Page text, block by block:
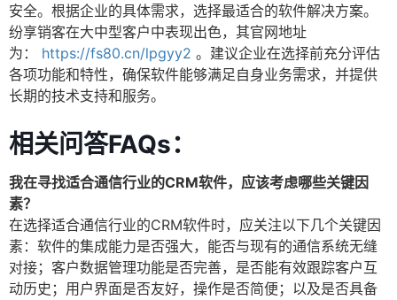
安全。根据企业的具体需求，选择最适合的软件解决方案。
纷享销客在大中型客户中表现出色，其官网地址
为：
https://fs80.cn/lpgyy2 。建议企业在选择前充分评估
各项功能和特性，确保软件能够满足自身业务需求，并提供
长期的技术支持和服务。
相关问答FAQs：
我在寻找适合通信行业的CRM软件，应该考虑哪些关键因
素？
在选择适合通信行业的CRM软件时，应关注以下几个关键因
素：软件的集成能力是否强大，能否与现有的通信系统无缝
对接；客户数据管理功能是否完善，是否能有效跟踪客户互
动历史；用户界面是否友好，操作是否简便；以及是否具备